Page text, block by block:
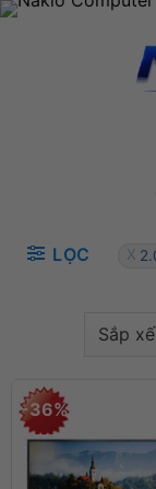
Bỏ
LỌC
-36%